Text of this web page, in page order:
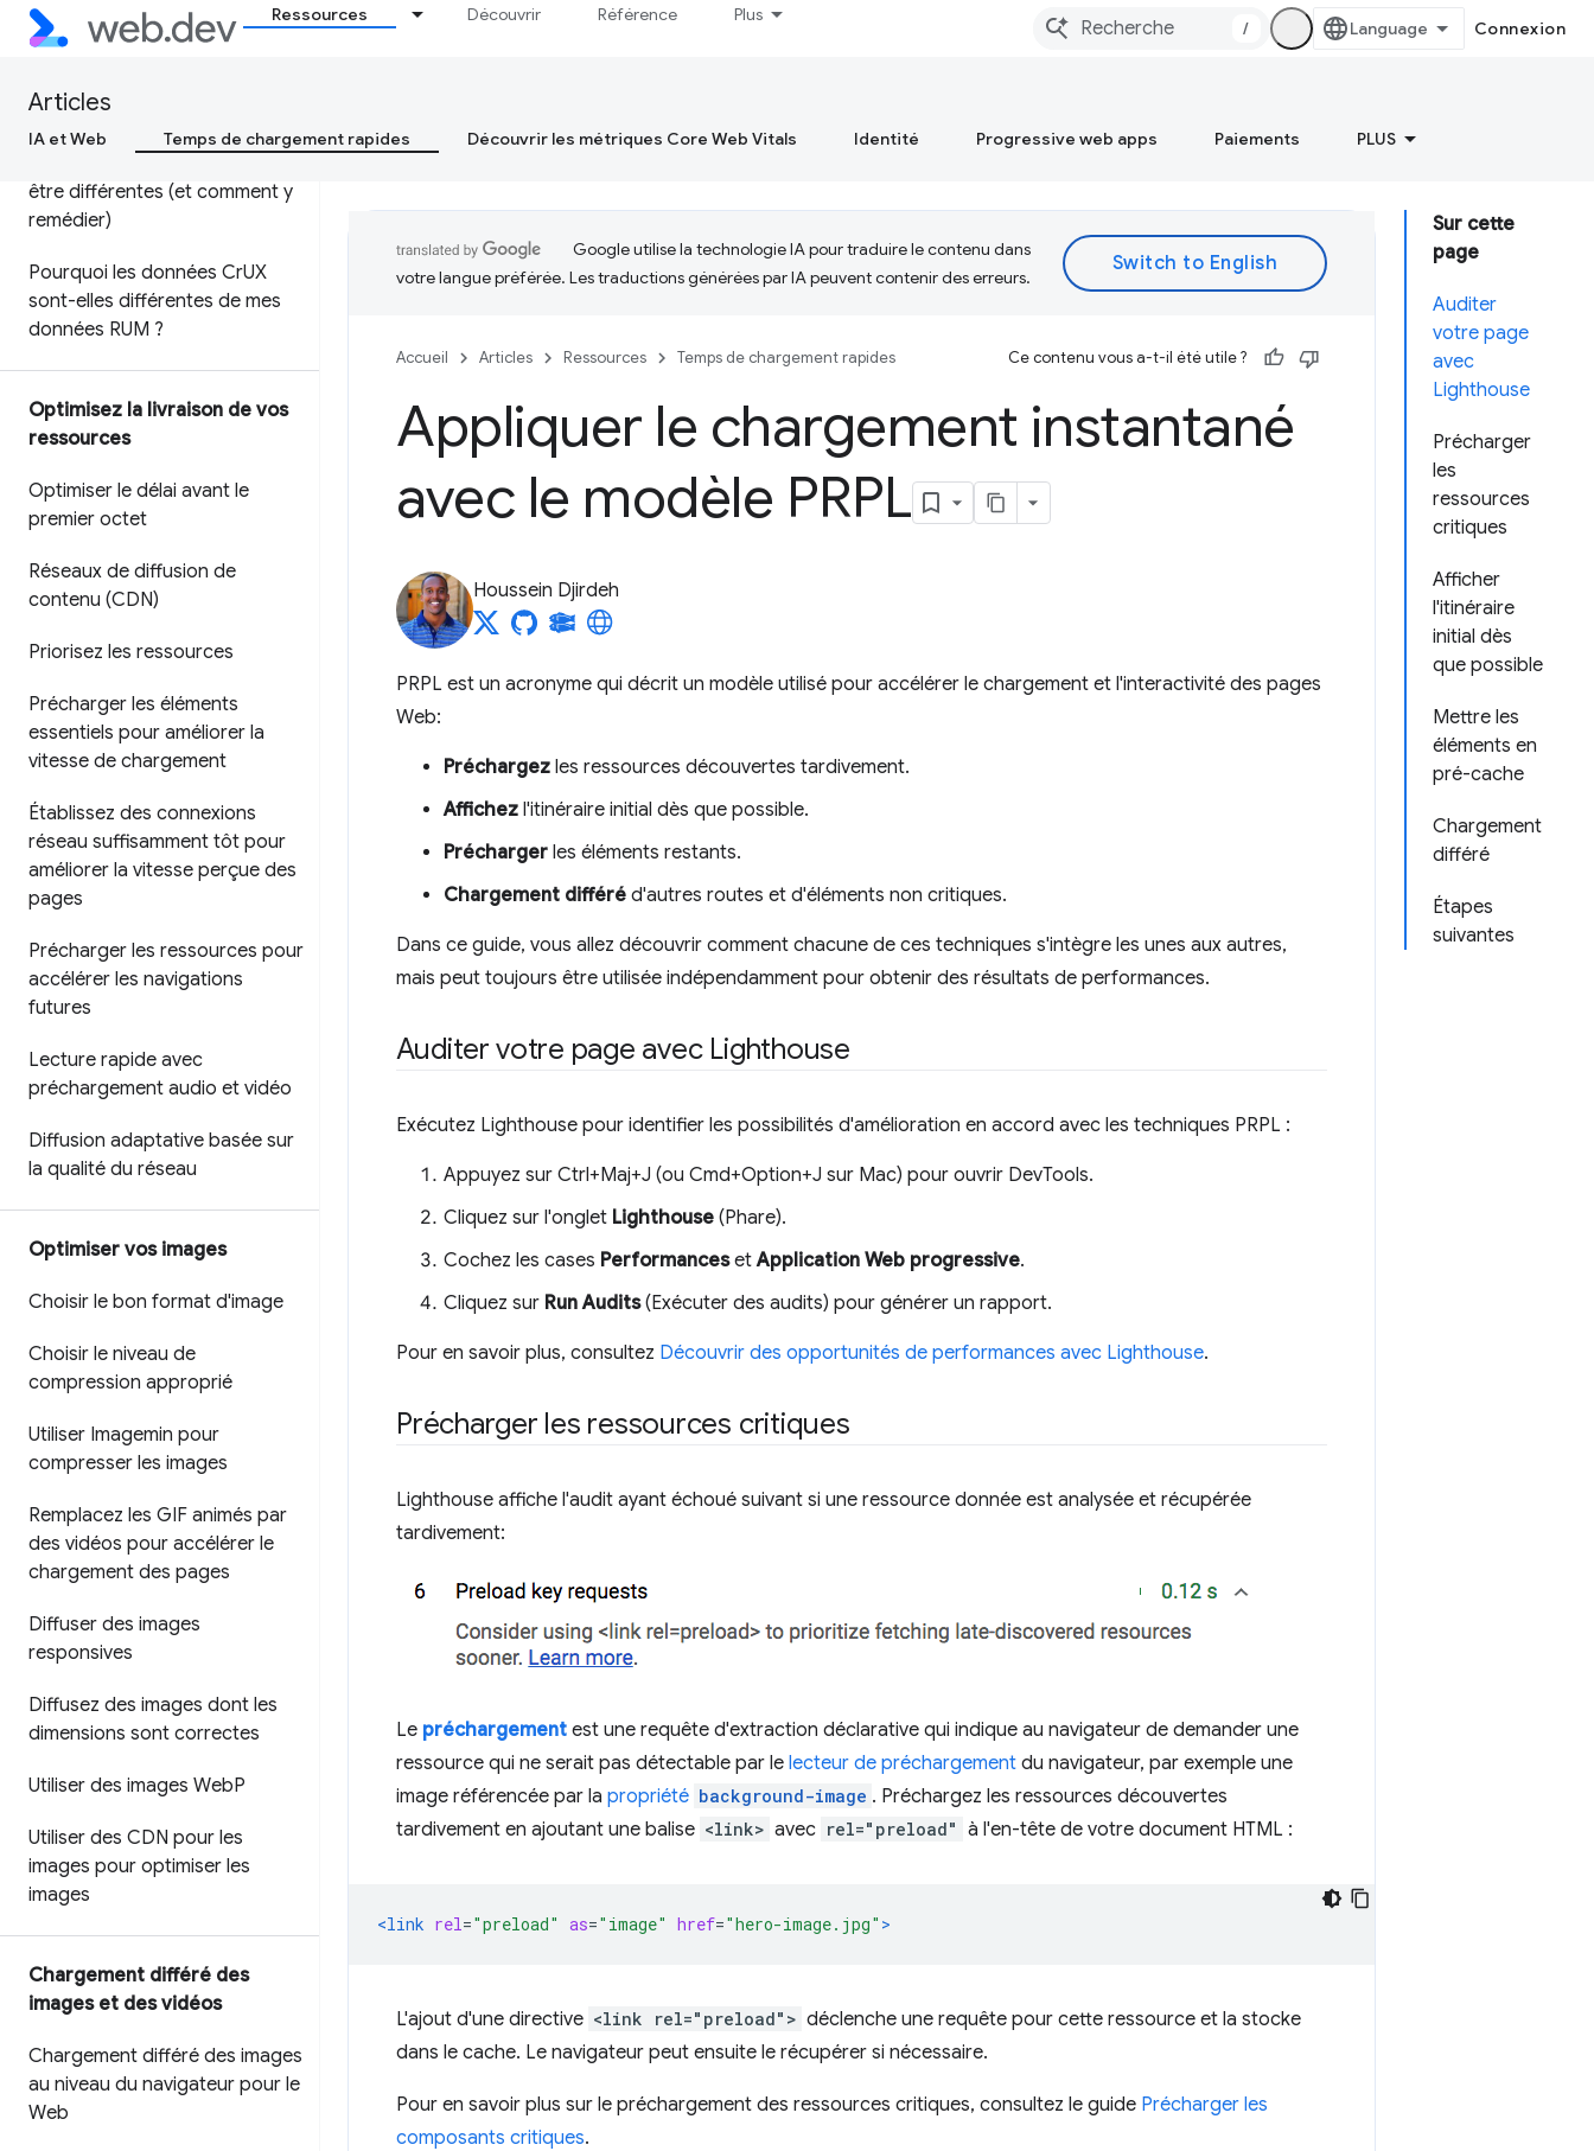
Ressources Découvrir Référence Plus
/ Connexion
Articles
IA et Web Temps de chargement rapides Découvrir les métriques Core Web Vitals Identité Progressive web apps Paiements PLUS
utilisateur Chrome pour
examiner les performances sur
En quoi les données de test et
être différentes (et comment y
remédier)
Pourquoi les données CrUX
sont-elles différentes de mes
données RUM ?
Optimisez la livraison de vos
ressources
Optimiser le délai avant le
premier octet
Réseaux de diffusion de
contenu (CDN)
Priorisez les ressources
Précharger les éléments
essentiels pour améliorer la
vitesse de chargement
Établissez des connexions
réseau suffisamment tôt pour
améliorer la vitesse perçue des
pages
Précharger les ressources pour
accélérer les navigations
futures
Lecture rapide avec
préchargement audio et vidéo
Diffusion adaptative basée sur
la qualité du réseau
Optimiser vos images
Choisir le bon format d'image
Choisir le niveau de
compression approprié
Utiliser Imagemin pour
compresser les images
Remplacez les GIF animés par
des vidéos pour accélérer le
chargement des pages
Diffuser des images
responsives
Diffusez des images dont les
dimensions sont correctes
Utiliser des images WebP
Utiliser des CDN pour les
images pour optimiser les
images
Chargement différé des
images et des vidéos
Chargement différé des images
au niveau du navigateur pour le
Web
Sur cette
page
Auditer
votre page
avec
Lighthouse
Précharger
les
ressources
critiques
Afficher
l'itinéraire
initial dès
que possible
Mettre les
éléments en
pré-cache
Chargement
différé
Étapes
suivantes
Google utilise la technologie IA pour traduire le contenu dans
votre langue préférée. Les traductions générées par IA peuvent contenir des erreurs.
Accueil Articles Ressources Temps de chargement rapides Ce contenu vous a-t-il été utile ?
Appliquer le chargement instantané
avec le modèle PRPL
Houssein Djirdeh
PRPL est un acronyme qui décrit un modèle utilisé pour accélérer le chargement et l'interactivité des pages
Web:
Préchargez les ressources découvertes tardivement.
Affichez l'itinéraire initial dès que possible.
Précharger les éléments restants.
Chargement différé d'autres routes et d'éléments non critiques.
Dans ce guide, vous allez découvrir comment chacune de ces techniques s'intègre les unes aux autres,
mais peut toujours être utilisée indépendamment pour obtenir des résultats de performances.
Auditer votre page avec Lighthouse
Exécutez Lighthouse pour identifier les possibilités d'amélioration en accord avec les techniques PRPL :
Appuyez sur Ctrl+Maj+J (ou Cmd+Option+J sur Mac) pour ouvrir DevTools.
Cliquez sur l'onglet Lighthouse (Phare).
Cochez les cases PerformancesetApplication Web progressive.
Cliquez sur Run Audits(Exécuter des audits) pour générer un rapport.
Pour en savoir plus, consultez Découvrir des opportunités de performances avec Lighthouse.
Précharger les ressources critiques
Lighthouse affiche l'audit ayant échoué suivant si une ressource donnée est analysée et récupérée
tardivement:
Le préchargement est une requête d'extraction déclarative qui indique au navigateur de demander une
ressource qui ne serait pas détectable par le lecteur de préchargement du navigateur, par exemple une
image référencée par la propriété background-image . Préchargez les ressources découvertes
tardivement en ajoutant une balise <link> avec rel="preload" à l'en-tête de votre document HTML :
<link rel="preload" as="image" href="hero-image.jpg" >
L'ajout d'une directive <link rel="preload"> déclenche une requête pour cette ressource et la stocke
dans le cache. Le navigateur peut ensuite le récupérer si nécessaire.
Pour en savoir plus sur le préchargement des ressources critiques, consultez le guide Précharger les
composants critiques.